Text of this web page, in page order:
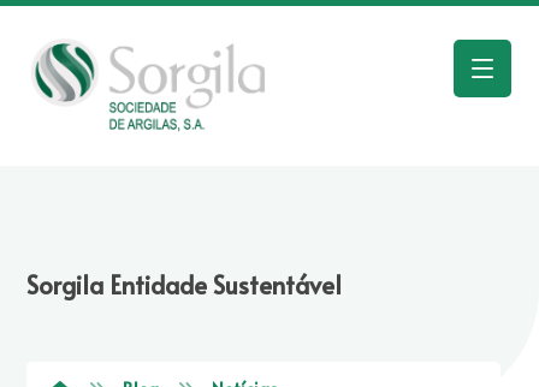
Sorgila Entidade Sustentável